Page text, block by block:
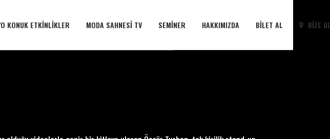
KONUK ETKINLIKLER MODA SAHNESI TV SEMINER HAKKIMIZDA BILET AL BIZE